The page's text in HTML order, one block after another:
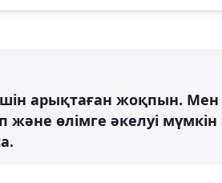
арықтаған жоқпын.
және өлімге әкелуі